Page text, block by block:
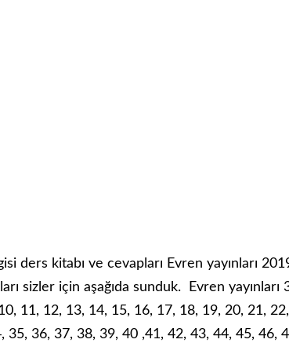
ders kitabı ve cevapları Evren yayınları
sizler için aşağıda sunduk. Evren yayınları
11, 12, 13, 14, 15, 16, 17, 18, 19, 20, 21,
35, 36, 37, 38, 39, 40 ,41, 42, 43, 44, 45, 46,